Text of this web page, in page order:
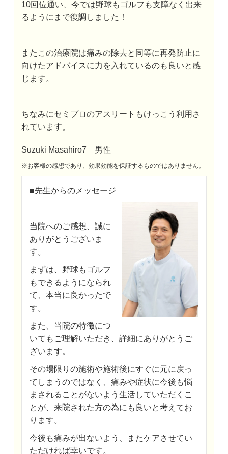
10回位通い、今では野球もゴルフも支障なく出来
るようにまで復調しました！
またこの治療院は痛みの除去と同等に再発防止に
向けたアドバイスに力を入れているのも良いと感
じます。
ちなみにセミプロのアスリートもけっこう利用さ
れています。
Suzuki Masahiro7 男性
※お客様の感想であり、効果効能を保証するものではありません。
■先生からのメッセージ
当院へのご感想、誠に
ありがとうございま
す。
まずは、野球もゴルフ
もできるようになられ
て、本当に良かったで
す。
また、当院の特徴につ
いてもご理解いただき、詳細にありがとうご
ざいます。
その場限りの施術や施術後にすぐに元に戻っ
てしまうのではなく、痛みや症状に今後も悩
まされることがないよう生活していただくこ
とが、来院された方の為にも良いと考えてお
ります。
今後も痛みが出ないよう、またケアさせてい
ただければ幸いです。